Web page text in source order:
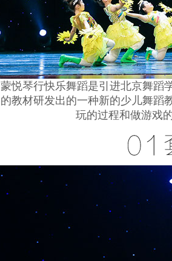
蒙悦琴行快乐舞蹈是引进北京舞蹈
的教材研发出的一种新的少儿舞蹈
玩的过程和做游戏